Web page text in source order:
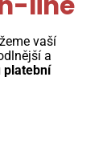
vaší
a
platební